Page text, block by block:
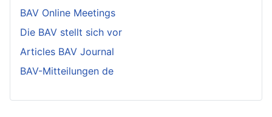
BAV Online Meetings
Die BAV stellt sich vor
Articles BAV Journal
BAV-Mitteilungen de